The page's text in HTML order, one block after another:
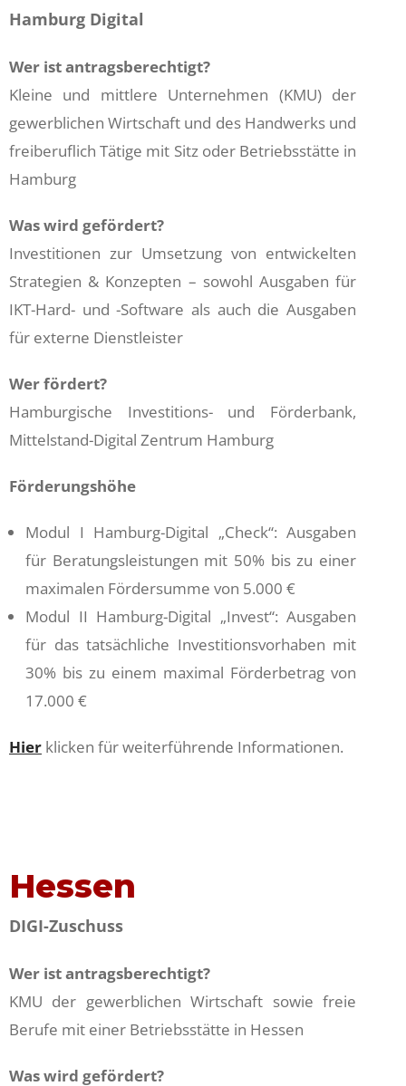
Hamburg Digital
Wer ist antragsberechtigt?
Kleine und mittlere Unternehmen (KMU) der
gewerblichen Wirtschaft und des Handwerks und
freiberuflich Tätige mit Sitz oder Betriebsstätte in
Hamburg
Was wird gefördert?
Investitionen zur Umsetzung von entwickelten
Strategien & Konzepten – sowohl Ausgaben für
IKT-Hard- und -Software als auch die Ausgaben
für externe Dienstleister
Wer fördert?
Hamburgische Investitions- und Förderbank,
Mittelstand-Digital Zentrum Hamburg
Förderungshöhe
Modul I Hamburg-Digital „Check“: Ausgaben
für Beratungsleistungen mit 50% bis zu einer
maximalen Fördersumme von 5.000 €
Modul II Hamburg-Digital „Invest“: Ausgaben
für das tatsächliche Investitionsvorhaben mit
30% bis zu einem maximal Förderbetrag von
17.000 €
Hier klicken für weiterführende Informationen.
Hessen
DIGI-Zuschuss
Wer ist antragsberechtigt?
KMU der gewerblichen Wirtschaft sowie freie
Berufe mit einer Betriebsstätte in Hessen
Was wird gefördert?